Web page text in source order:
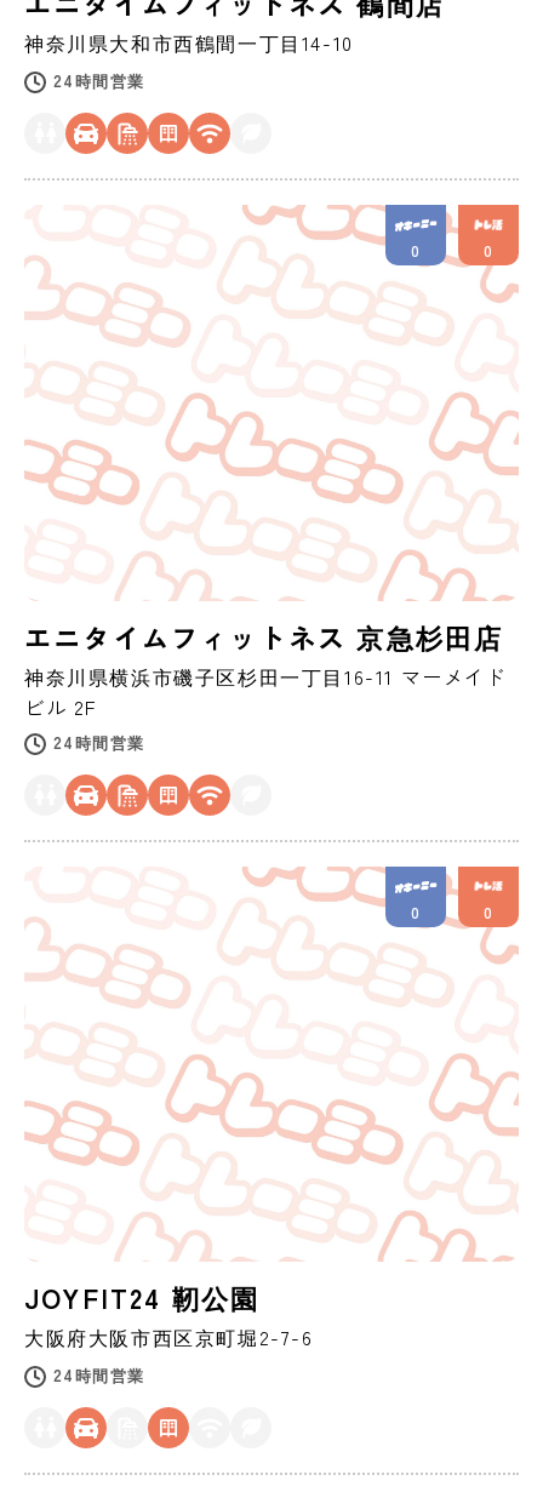
神奈川県大和市西鶴間一丁目14-10
24時間営業
エニタイムフィットネス 京急杉田店
神奈川県横浜市磯子区杉田一丁目16-11 マーメイド
ビル 2F
24時間営業
0 0
JOYFIT24 靭公園
大阪府大阪市西区京町堀2-7-6
24時間営業
0 0